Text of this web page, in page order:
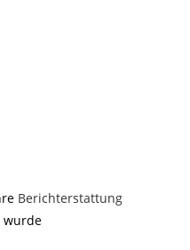
Berichterstattung
wurde